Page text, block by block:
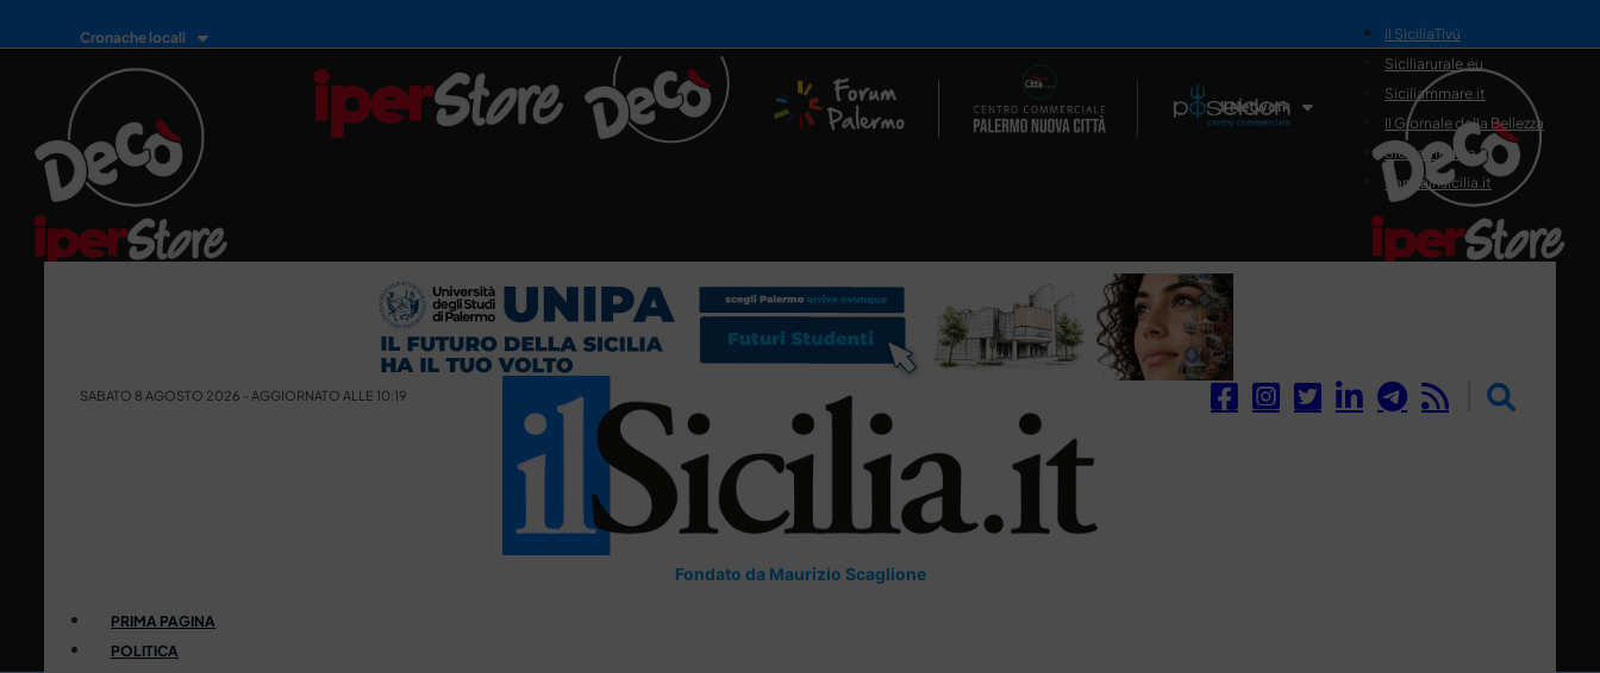
Cronache locali
Il Network
il SiciliaTivù
Siciliarurale.eu
Siciliammare.it
Il Giornale della Bellezza
Siciliamedica.it
Sanitainsicilia.it
SABATO 8 AGOSTO 2026 - AGGIORNATO ALLE 10:19
Fondato da Maurizio Scaglione
PRIMA PAGINA
POLITICA